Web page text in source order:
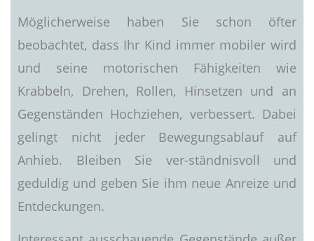
Möglicherweise haben Sie schon öfter
beobachtet, dass Ihr Kind immer mobiler wird
und seine motorischen Fähigkeiten wie
Krabbeln, Drehen, Rollen, Hinsetzen und an
Gegenständen Hochziehen, verbessert. Dabei
gelingt nicht jeder Bewegungsablauf auf
Anhieb. Bleiben Sie ver-ständnisvoll und
geduldig und geben Sie ihm neue Anreize und
Entdeckungen.